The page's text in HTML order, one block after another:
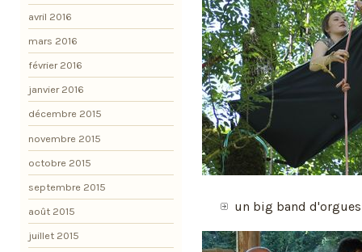
un big band
avril 2016
mars 2016
février 2016
janvier 2016
décembre 2015
novembre 2015
octobre 2015
septembre 2015
août 2015
juillet 2015